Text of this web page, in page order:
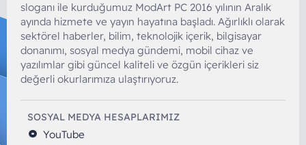
sloganı ile kurduğumuz ModArt PC 2016 yılının Aralık
ayında hizmete ve yayın hayatına başladı. Ağırlıklı olarak
sektörel haberler, bilim, teknolojik içerik, bilgisayar
donanımı, sosyal medya gündemi, mobil cihaz ve
yazılımlar gibi güncel kaliteli ve özgün içerikleri siz
değerli okurlarımıza ulaştırıyoruz.
SOSYAL MEDYA HESAPLARIMIZ
YouTube